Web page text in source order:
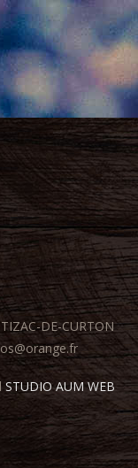
DE-CURTON
STUDIO AUM WEB